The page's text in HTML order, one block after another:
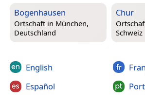
Bogenhausen
Ortschaft in München,
Deutschland
Chur
Schweiz
English
Español